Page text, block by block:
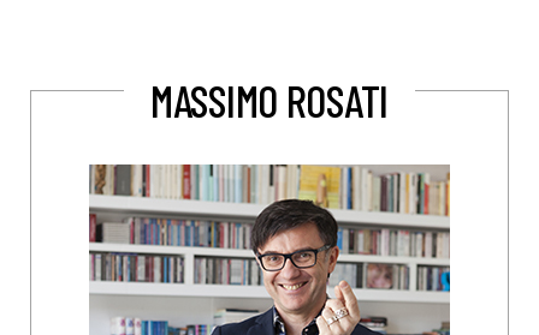
MASSIMO ROSATI